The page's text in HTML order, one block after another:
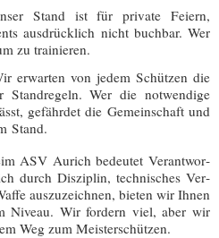
Stand ist für pri­va­te Fei­ern,
aus­drück­lich nicht buch­bar. Wer
zu trainieren.
erwar­ten von jedem Schüt­zen die
Stand­re­geln. Wer die not­wen­di­ge
gefähr­det die Gemein­schaft und
Stand.
ASV Aurich bedeu­tet Ver­ant­wor­
durch Dis­zi­plin, tech­ni­sches Ver­
aus­zu­zeich­nen, bie­ten wir Ihnen
Niveau. Wir for­dern viel, aber wir
Weg zum Meisterschützen.